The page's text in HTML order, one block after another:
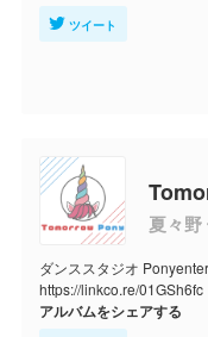
ツイート
夏々野
ダンススタジオ
https://linkco.re/01GSh6fc
アルバムをシェアする